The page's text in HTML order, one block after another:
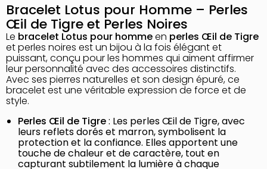
Bracelet Lotus pour Homme – Perles
Œil de Tigre et Perles Noires
Le bracelet Lotus pour hommeen perles Œil de Tigre
et perles noires est un bijou à la fois élégant et
puissant, conçu pour les hommes qui aiment affirmer
leur personnalité avec des accessoires distinctifs.
Avec ses pierres naturelles et son design épuré, ce
bracelet est une véritable expression de force et de
style.
Perles Œil de Tigre: Les perles Œil de Tigre, avec
leurs reflets dorés et marron, symbolisent la
protection et la confiance. Elles apportent une
touche de chaleur et de caractère, tout en
capturant subtilement la lumière à chaque